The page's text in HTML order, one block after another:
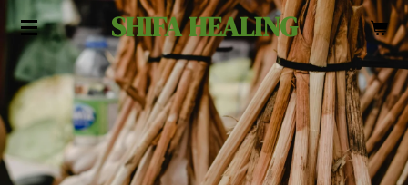
Ga
direct
naar
de
hoofdinhoud
SHIFA HEALING